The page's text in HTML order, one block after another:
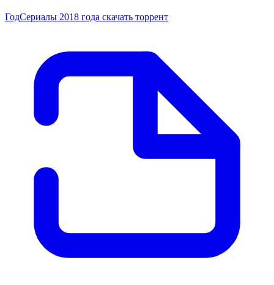
ГодСериалы 2018 года скачать торрент